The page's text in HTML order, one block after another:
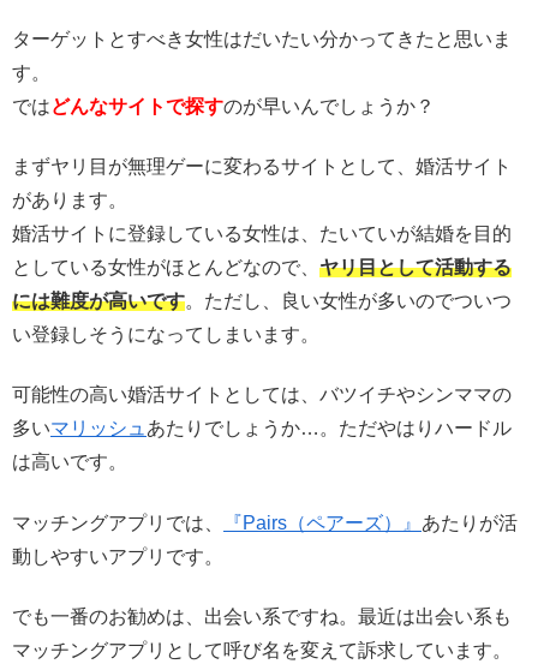
ターゲットとすべき女性はだいたい分かってきたと思いま
す。
ではどんなサイトで探すのが早いんでしょうか？
まずヤリ目が無理ゲーに変わるサイトとして、婚活サイト
があります。
婚活サイトに登録している女性は、たいていが結婚を目的
としている女性がほとんどなので、 ヤリ目として活動する
には難度が高いです。ただし、良い女性が多いのでついつ
い登録しそうになってしまいます。
可能性の高い婚活サイトとしては、バツイチやシンママの
多いマリッシュ あたりでしょうか…。ただやはりハードル
は高いです。
マッチングアプリでは、 『Pairs（ペアーズ）』 あたりが活
動しやすいアプリです。
でも一番のお勧めは、出会い系ですね。最近は出会い系も
マッチングアプリとして呼び名を変えて訴求しています。